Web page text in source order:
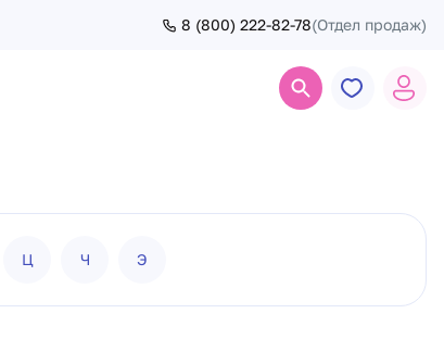
8 (800) 222-82-78(Отдел продаж)
Ц Ч Э